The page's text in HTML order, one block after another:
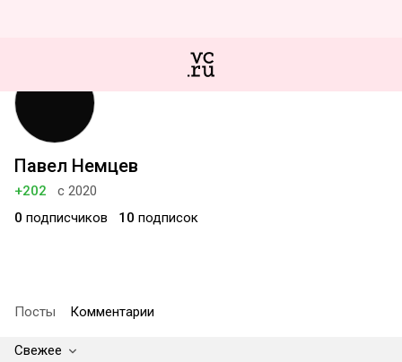
Павел Немцев
+202
с 2020
0 подписчиков 10 подписок
Посты Комментарии
Свежее